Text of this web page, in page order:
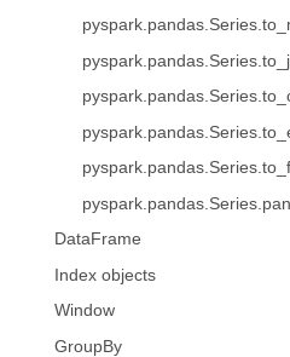
DataFrame
Index objects
Window
GroupBy